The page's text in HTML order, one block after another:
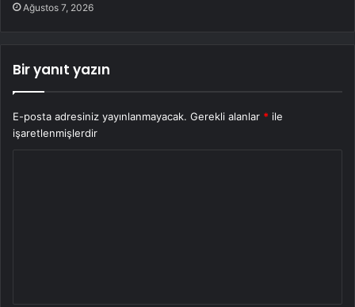
Ağustos 7, 2026
Bir yanıt yazın
E-posta adresiniz yayınlanmayacak. Gerekli alanlar * ile
işaretlenmişlerdir